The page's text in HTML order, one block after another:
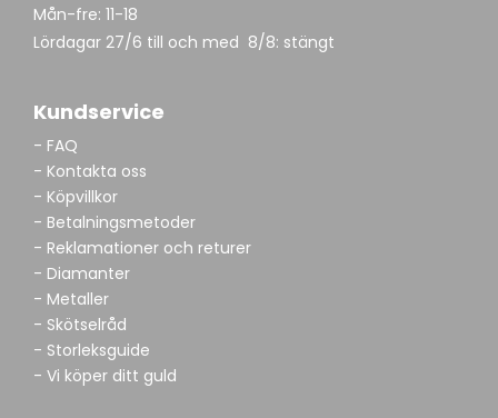
Mån-fre: 11-18
Lördagar 27/6 till och med 8/8: stängt
Kundservice
- FAQ
- Kontakta oss
- Köpvillkor
- Betalningsmetoder
- Reklamationer och returer
- Diamanter
- Metaller
- Skötselråd
- Storleksguide
- Vi köper ditt guld